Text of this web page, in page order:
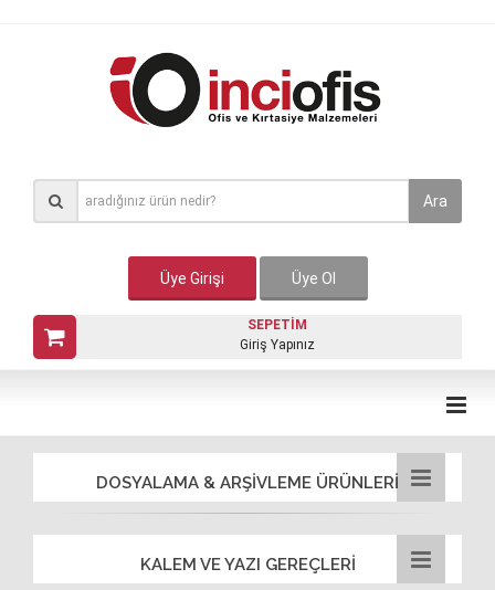
Ara
Üye Girişi Üye Ol
SEPETİM
Giriş Yapınız
DOSYALAMA & ARŞİVLEME ÜRÜNLERİ
KALEM VE YAZI GEREÇLERİ